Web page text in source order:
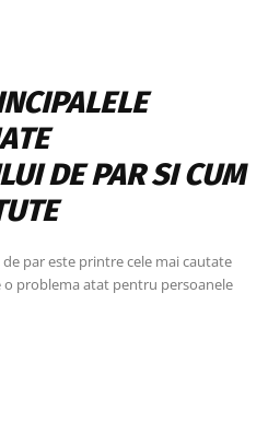
DE PAR SI CUM
par este printre cele mai cautate
o problema atat pentru persoanele